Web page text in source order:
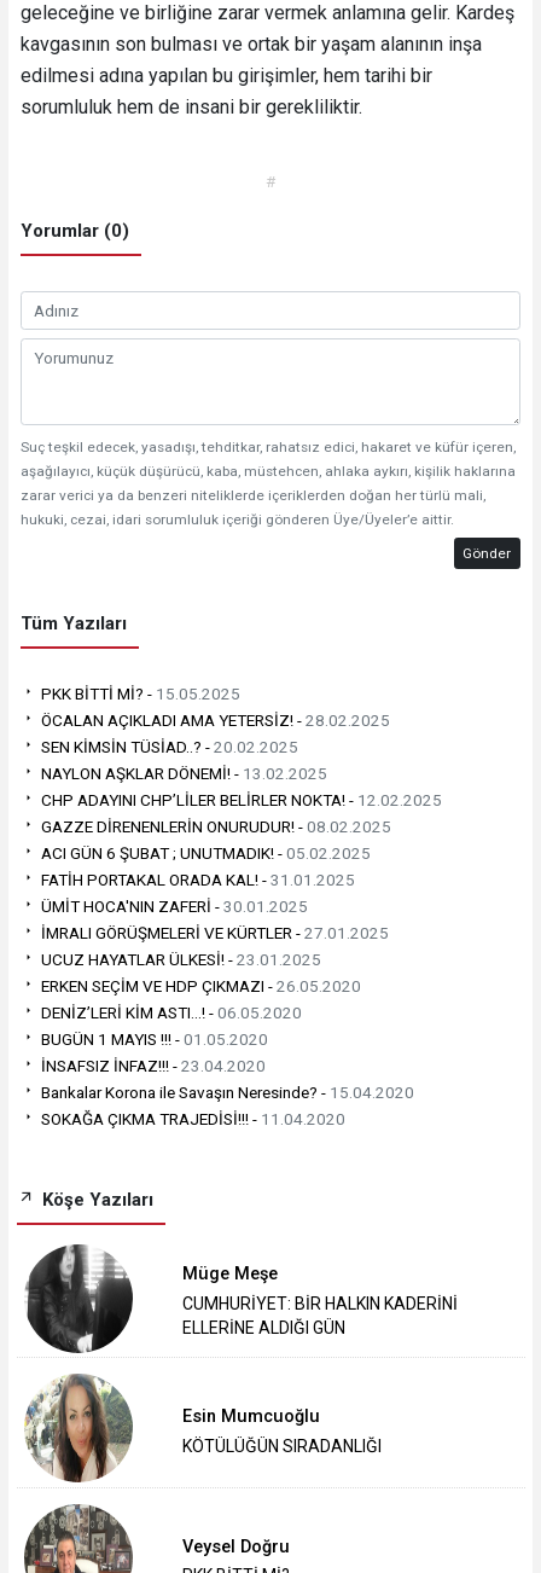
geleceğine ve birliğine zarar vermek anlamına gelir. Kardeş
kavgasının son bulması ve ortak bir yaşam alanının inşa
edilmesi adına yapılan bu girişimler, hem tarihi bir
sorumluluk hem de insani bir gerekliliktir.
#
Yorumlar (0)
Suç teşkil edecek, yasadışı, tehditkar, rahatsız edici, hakaret ve küfür içeren,
aşağılayıcı, küçük düşürücü, kaba, müstehcen, ahlaka aykırı, kişilik haklarına
zarar verici ya da benzeri niteliklerde içeriklerden doğan her türlü mali,
hukuki, cezai, idari sorumluluk içeriği gönderen Üye/Üyeler’e aittir.
Gönder
Tüm Yazıları
PKK BİTTİ Mİ? - 15.05.2025
ÖCALAN AÇIKLADI AMA YETERSİZ! -28.02.2025
SEN KİMSİN TÜSİAD..? -20.02.2025
NAYLON AŞKLAR DÖNEMİ! - 13.02.2025
CHP ADAYINI CHP’LİLER BELİRLER NOKTA! - 12.02.2025
GAZZE DİRENENLERİN ONURUDUR! -08.02.2025
ACI GÜN 6 ŞUBAT ; UNUTMADIK! -05.02.2025
FATİH PORTAKAL ORADA KAL! -31.01.2025
ÜMİT HOCA'NIN ZAFERİ -30.01.2025
İMRALI GÖRÜŞMELERİ VE KÜRTLER -27.01.2025
UCUZ HAYATLAR ÜLKESİ! -23.01.2025
ERKEN SEÇİM VE HDP ÇIKMAZI -26.05.2020
DENİZ’LERİ KİM ASTI…! -06.05.2020
BUGÜN 1 MAYIS !!! -01.05.2020
İNSAFSIZ İNFAZ!!! -23.04.2020
Bankalar Korona ile Savaşın Neresinde? - 15.04.2020
SOKAĞA ÇIKMA TRAJEDİSİ!!! - 11.04.2020
Köşe Yazıları
Müge Meşe
CUMHURİYET: BİR HALKIN KADERİNİ
ELLERİNE ALDIĞI GÜN
Esin Mumcuoğlu
KÖTÜLÜĞÜN SIRADANLIĞI
Veysel Doğru